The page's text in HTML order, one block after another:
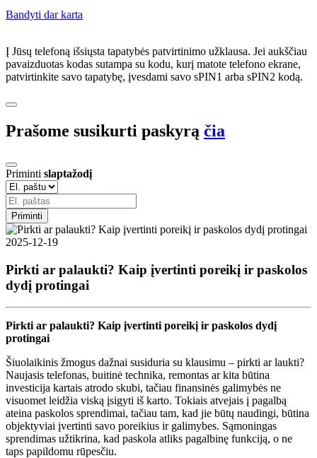
Bandyti dar karta
Į Jūsų telefoną išsiųsta tapatybės patvirtinimo užklausa. Jei aukščiau
pavaizduotas kodas sutampa su kodu, kurį matote telefono ekrane,
patvirtinkite savo tapatybę, įvesdami savo sPIN1 arba sPIN2 kodą.
Prašome susikurti paskyrą čia
Priminti slaptažodį
Priminti
2025-12-19
Pirkti ar palaukti? Kaip įvertinti poreikį ir paskolos
dydį protingai
Pirkti ar palaukti? Kaip įvertinti poreikį ir paskolos dydį
protingai
Šiuolaikinis žmogus dažnai susiduria su klausimu – pirkti ar laukti?
Naujasis telefonas, buitinė technika, remontas ar kita būtina
investicija kartais atrodo skubi, tačiau finansinės galimybės ne
visuomet leidžia viską įsigyti iš karto. Tokiais atvejais į pagalbą
ateina paskolos sprendimai, tačiau tam, kad jie būtų naudingi, būtina
objektyviai įvertinti savo poreikius ir galimybes. Sąmoningas
sprendimas užtikrina, kad paskola atliks pagalbinę funkciją, o ne
taps papildomu rūpesčiu.